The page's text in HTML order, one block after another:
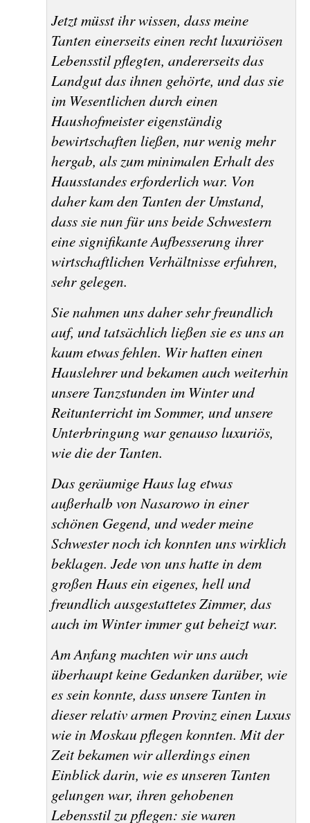
Jetzt müsst ihr wissen, dass meine
Tanten einerseits einen recht luxuriösen
Lebensstil pflegten, andererseits das
Landgut das ihnen gehörte, unddassie
im Wesentlichen durch einen
Haushofmeister eigenständig
bewirtschaften ließen, nur wenig mehr
hergab, als zum minimalen Erhalt des
Hausstandes erforderlich war. Von
daher kam den Tanten der Umstand,
dass sie nun für uns beide Schwestern
eine signifikante Aufbesserung ihrer
wirtschaftlichen Verhältnisse erfuhren,
sehr gelegen.
Sie nahmen uns daher sehr freundlich
auf, und tatsächlich ließen sie es uns an
kaum etwas fehlen. Wir hatten einen
Hauslehrer und bekamen auch weiterhin
unsere Tanzstunden im Winter und
Reitunterricht im Sommer, und unsere
Unterbringung war genauso luxuriös,
wie die der Tanten.
Das geräumige Haus lag etwas
außerhalb von Nasarowo in einer
schönen Gegend, und weder meine
Schwester noch ich konnten uns wirklich
beklagen. Jede von uns hatte in dem
großen Haus ein eigenes, hell und
freundlich ausgestattetes Zimmer, das
auch im Winter immer gut beheizt war.
Am Anfang machten wir uns auch
überhaupt keine Gedanken darüber, wie
es sein konnte, dass unsere Tanten in
dieser relativ armen Provinz einen Luxus
wie in Moskau pflegen konnten. Mit der
Zeit bekamen wir allerdings einen
Einblick darin, wie es unseren Tanten
gelungen war, ihren gehobenen
Lebensstil zu pflegen: sie waren